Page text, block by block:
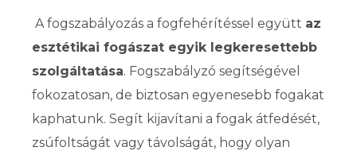
A fogszabályozás a fogfehérítéssel együtt az
esztétikai fogászat egyik legkeresettebb
szolgáltatása. Fogszabályzó segítségével
fokozatosan, de biztosan egyenesebb fogakat
kaphatunk. Segít kijavítani a fogak átfedését,
zsúfoltságát vagy távolságát, hogy olyan